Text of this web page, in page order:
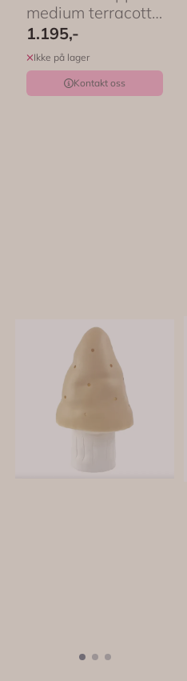
medium terracotta
– Egmont Toys
1.195,-
Ikke på lager
Kontakt oss